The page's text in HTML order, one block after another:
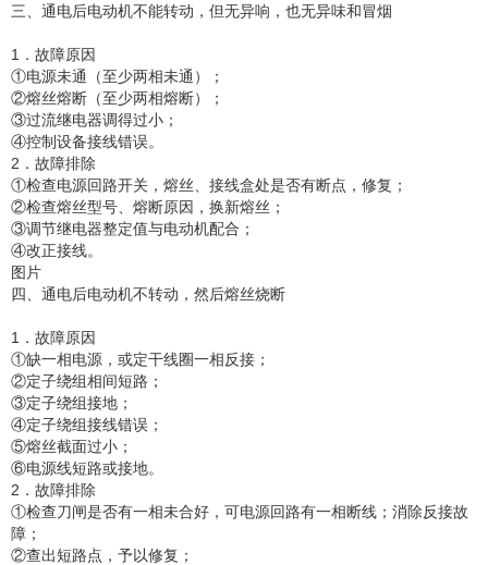
三、通电后电动机不能转动，但无异响，也无异味和冒烟
1．故障原因
①电源未通（至少两相未通）；
②熔丝熔断（至少两相熔断）；
③过流继电器调得过小；
④控制设备接线错误。
2．故障排除
①检查电源回路开关，熔丝、接线盒处是否有断点，修复；
②检查熔丝型号、熔断原因，换新熔丝；
③调节继电器整定值与电动机配合；
④改正接线。
图片
四、通电后电动机不转动，然后熔丝烧断
1．故障原因
①缺一相电源，或定干线圈一相反接；
②定子绕组相间短路；
③定子绕组接地；
④定子绕组接线错误；
⑤熔丝截面过小；
⑥电源线短路或接地。
2．故障排除
①检查刀闸是否有一相未合好，可电源回路有一相断线；消除反接故
障；
②查出短路点，予以修复；